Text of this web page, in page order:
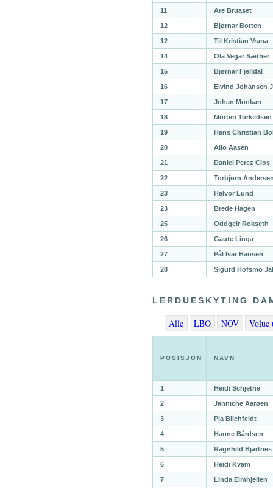
11 Are Bruaset
12 Bjørnar Botten
12 Til Kristian Vrana
14 Ola Vegar Sæther
15 Bjørnar Fjelldal
16 Eivind Johansen
17 Johan Monkan
18 Morten Torkildsen
19 Hans Christian
20 Ailo Aasen
21 Daniel Perez Clos
22 Torbjørn
23 Halvor Lund
23 Brede Hagen
25 Oddgeir Rokseth
26 Gaute Linga
27 Pål Ivar Hansen
28 Sigurd Hofsmo
LERDUESKYTING
Alle LBO NOV Volue
POSISJON NAVN
1 Heidi Schjetne
2 Janniche Aarøen
3 Pia Blichfeldt
4 Hanne Bårdsen
5 Ragnhild Bjartnes
6 Heidi Kvam
7 Linda Eimhjellen